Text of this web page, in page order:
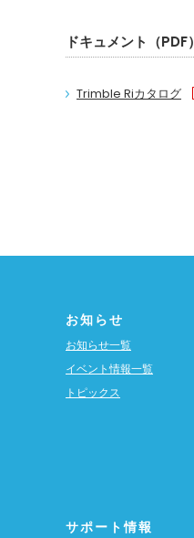
ドキュメント（PDF）
Trimble Riカタログ
お知らせ
お知らせ一覧
イベント情報一覧
トピックス
サポート情報